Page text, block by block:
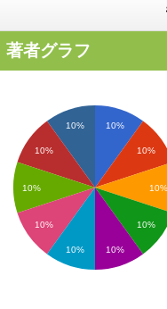
著者グラフ
10%
10%
10%
10%
10%
10%
10%
10%
10% 10%